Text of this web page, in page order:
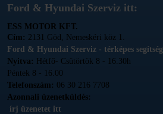
Ford & Hyundai Szerviz itt:
ESS MOTOR KFT.
Cím: 2131 Göd, Nemeskéri köz 1.
Ford & Hyundai Szerviz - térképes segítség
Nyitva: Hétfő- Csütörtök 8 - 16.30h
Péntek 8 - 16.00
Telefonszám: 06 30 216 7708
Azonnali üzenetküldés:
írj üzenetet itt